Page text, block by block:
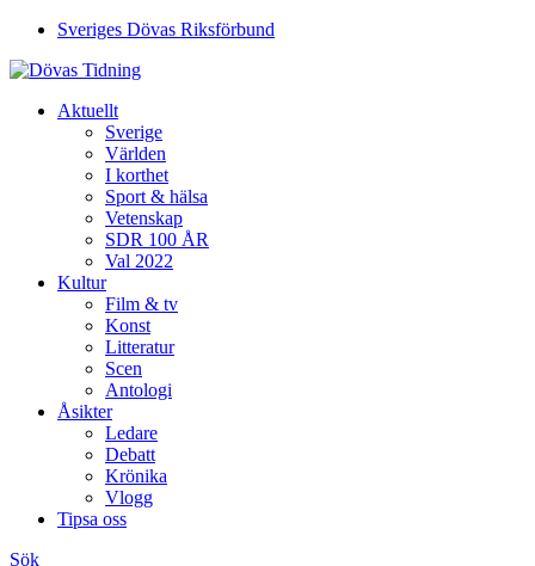
Sveriges Dövas Riksförbund
Aktuellt
Sverige
Världen
I korthet
Sport & hälsa
Vetenskap
SDR 100 ÅR
Val 2022
Kultur
Film & tv
Konst
Litteratur
Scen
Antologi
Åsikter
Ledare
Debatt
Krönika
Vlogg
Tipsa oss
Sök